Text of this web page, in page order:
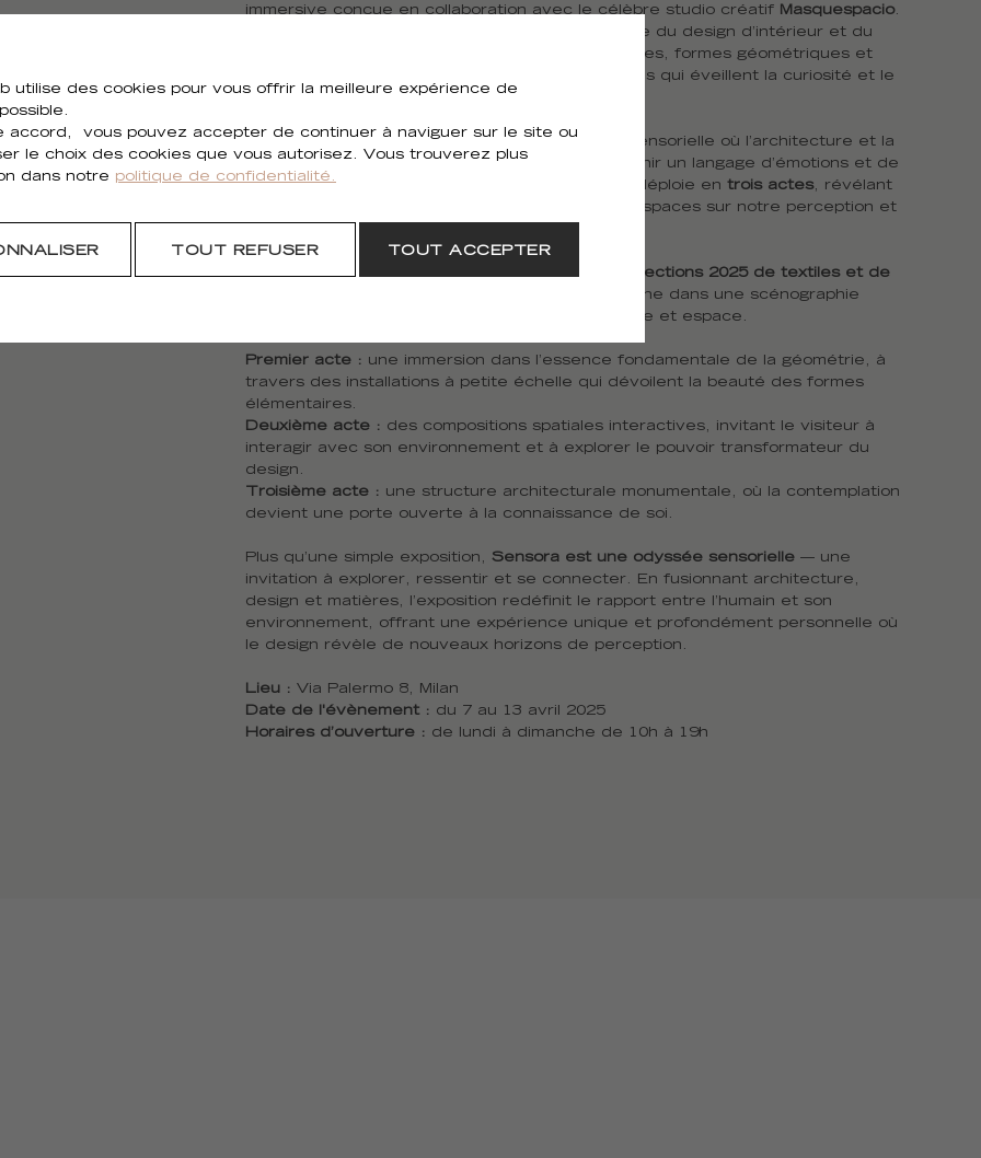
immersive conçue en collaboration avec le célèbre studio créatif Masquespacio.
Réputé pour son approche audacieuse et ludique du design d’intérieur et du
associe couleurs vibrantes, formes géométriques et
récits émotionnels pour donner vie à des espaces qui éveillent la curiosité et le
convie les visiteurs à une expérience sensorielle où l’architecture et la
géométrie transcendent leur fonction pour devenir un langage d’émotions et de
perceptions. Cette exploration conceptuelle se déploie en trois actes, révélant
progressivement l’influence des formes et des espaces sur notre perception et
Au cœur de cette expérience immersive, les collections 2025 de textileset de
seront mises en scène dans une scénographie
saisissante, enrichissant le dialogue entre matière et espace.
Premier acte : une immersion dans l’essence fondamentale de la géométrie, à
travers des installations à petite échelle qui dévoilent la beauté des formes
élémentaires.
Deuxième acte : des compositions spatiales interactives, invitant le visiteur à
interagir avec son environnement et à explorer le pouvoir transformateur du
design.
Troisième acte : une structure architecturale monumentale, où la contemplation
devient une porte ouverte à la connaissance de soi.
Plus qu’une simple exposition, Sensora est une odyssée sensorielle — une
invitation à explorer, ressentir et se connecter. En fusionnant architecture,
design et matières, l’exposition redéfinit le rapport entre l’humain et son
environnement, offrant une expérience unique et profondément personnelle où
le design révèle de nouveaux horizons de perception.
Lieu : Via Palermo 8, Milan
Date de l'évènement : du 7 au 13 avril 2025
Horaires d’ouverture : de lundi à dimanche de 10h à 19h
utilise des cookies pour vous offrir la meilleure expérience de
accord, vous pouvez accepter de continuer à naviguer sur le site ou
le choix des cookies que vous autorisez. Vous trouverez plus
dans notre politique de confidentialité.
TOUT REFUSER TOUT ACCEPTER